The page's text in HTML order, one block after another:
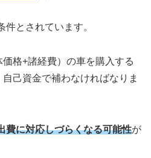
とされています。
格+諸経費）の車を購入する
己資金で補わなければなりま
費に対応しづらくなる可能性が